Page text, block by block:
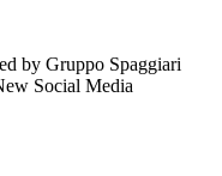
by Gruppo Spaggiari
Social Media